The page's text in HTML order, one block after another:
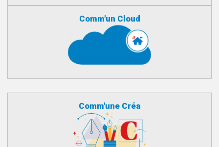
Comm'un Cloud
Comm'une Créa